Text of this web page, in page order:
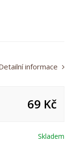
informace
69 Kč
Skladem